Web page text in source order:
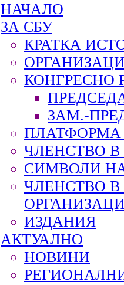
НАЧАЛО
ЗА СБУ
КРАТКА
КОНГРЕСНО
ЗАМ.-
ПЛАТФОРМА
ЧЛЕНСТВО В
СИМВОЛИ
ЧЛЕНСТВО
ИЗДАНИЯ
АКТУАЛНО
НОВИНИ